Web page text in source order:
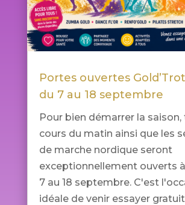
Portes ouvertes
du 7 au 18 septembre
Pour bien démarrer la saison,
cours du matin ainsi que les
de marche nordique seront
exceptionnellement ouverts
7 au 18 septembre. C'est
idéale de venir essayer